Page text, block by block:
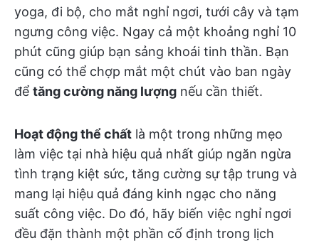
yoga, đi bộ, cho mắt nghỉ ngơi, tưới cây và tạm
ngưng công việc. Ngay cả một khoảng nghỉ 10
phút cũng giúp bạn sảng khoái tinh thần. Bạn
cũng có thể chợp mắt một chút vào ban ngày
để tăng cường năng lượng nếu cần thiết.
Hoạt động thể chất là một trong những mẹo
làm việc tại nhà hiệu quả nhất giúp ngăn ngừa
tình trạng kiệt sức, tăng cường sự tập trung và
mang lại hiệu quả đáng kinh ngạc cho năng
suất công việc. Do đó, hãy biến việc nghỉ ngơi
đều đặn thành một phần cố định trong lịch